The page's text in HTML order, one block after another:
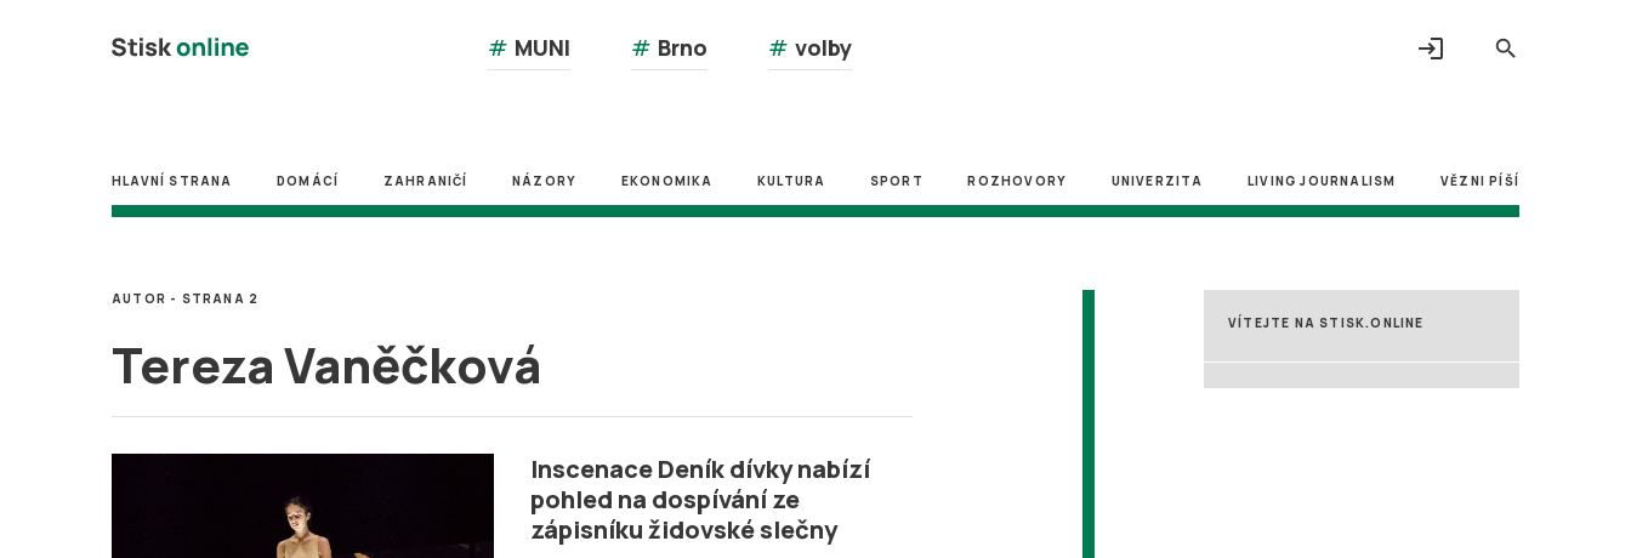
search
# MUNI # Brno # volby login
HLAVNÍ STRANA DOMÁCÍ ZAHRANIČÍ NÁZORY EKONOMIKA KULTURA SPORT ROZHOVORY UNIVERZITA LIVING JOURNALISM VĚZNI PÍŠÍ
Tereza Vaněčková
AUTOR - STRANA 2
Inscenace Deník dívky nabízí
pohled na dospívání ze
zápisníku židovské slečny
VÍTEJTE NA STISK.ONLINE